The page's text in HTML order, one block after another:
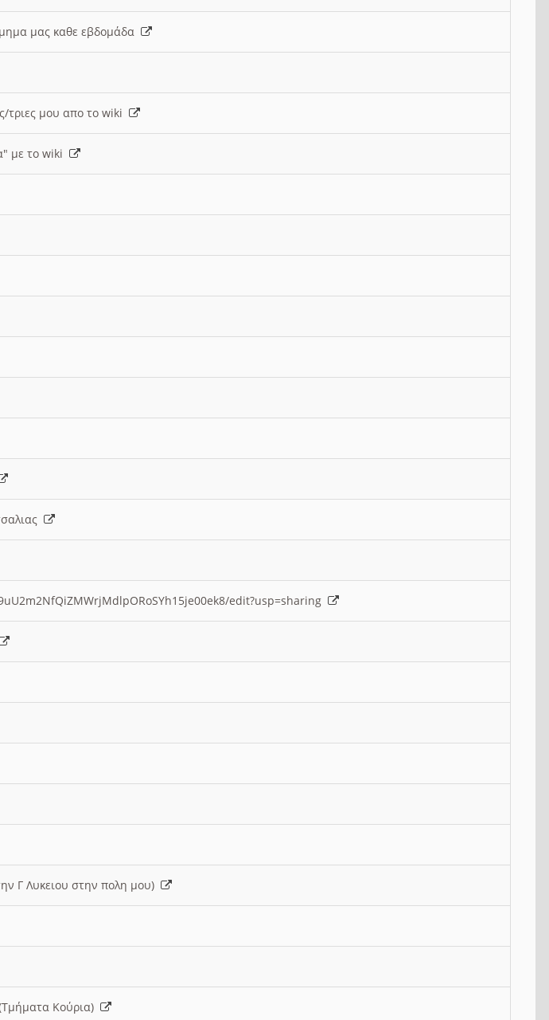
μας καθε εβδομάδα
τριες μου απο το wiki
με το wiki
edit?usp=sharing
Γ Λυκειου στην πολη μου)
(Τμήματα Κούρια)